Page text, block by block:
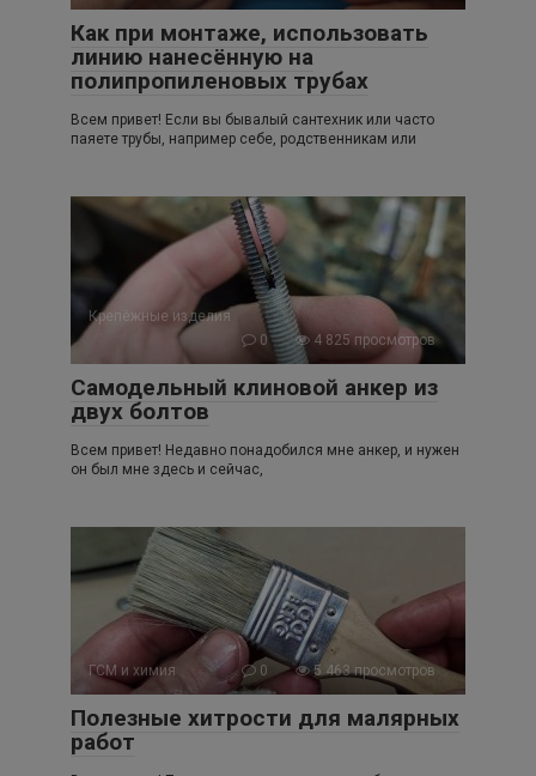
Как при монтаже, использовать
линию нанесённую на
полипропиленовых трубах
Всем привет! Если вы бывалый сантехник или часто
паяете трубы, например себе, родственникам или
Крепёжные изделия
0
4 825 просмотров
Самодельный клиновой анкер из
двух болтов
Всем привет! Недавно понадобился мне анкер, и нужен
он был мне здесь и сейчас,
ГСМ и химия 0 5 463 просмотров
Полезные хитрости для малярных
работ